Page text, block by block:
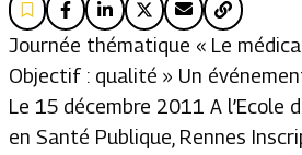
Journée thématique « Le
Objectif : qualité » Un
Le 15 décembre 2011 A l’Ecole
en Santé Publique, Rennes